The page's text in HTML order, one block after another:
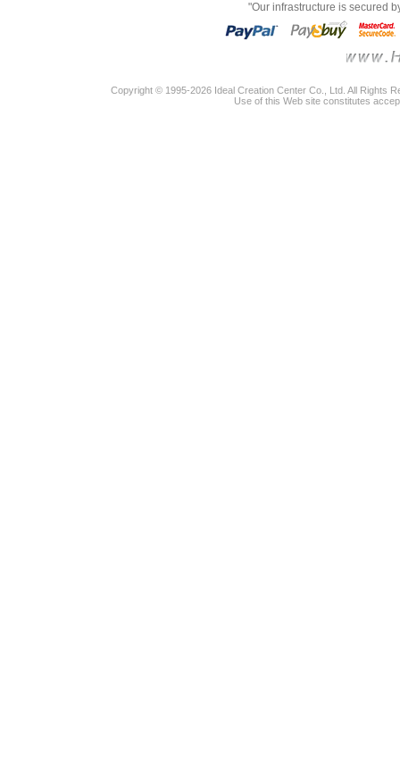
"Our infrastructure is secured
Copyright © 1995-2026 Ideal Creation Center Co., Ltd. All Rights
Use of this Web site constitutes